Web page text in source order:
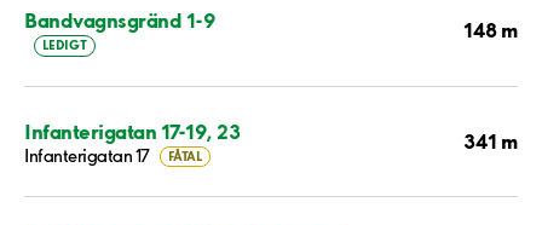
Bandvagnsgränd 1-9
LEDIGT
148 m
Infanterigatan 17-19, 23
Infanterigatan 17 FÅTAL
341 m